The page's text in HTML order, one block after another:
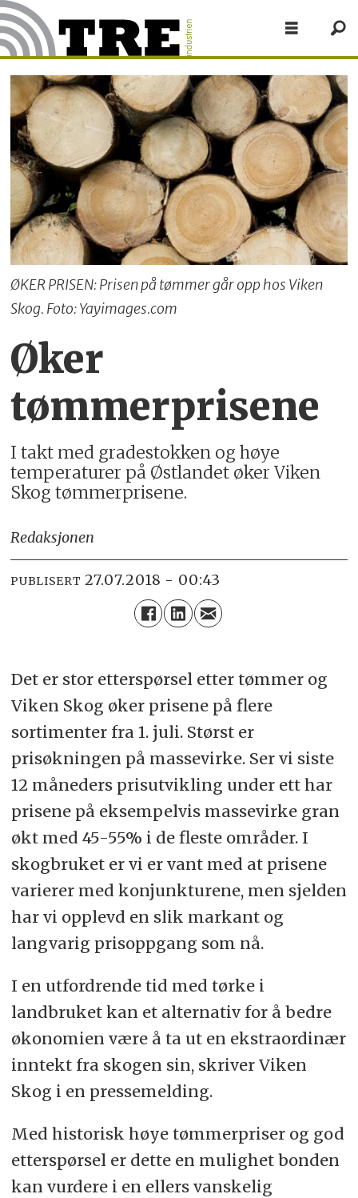
ØKER PRISEN: Prisen på tømmer går opp hos Viken
Skog. Foto: Yayimages.com
Øker
tømmerprisene
I takt med gradestokken og høye
temperaturer på Østlandet øker Viken
Skog tømmerprisene.
Redaksjonen
PUBLISERT 27.07.2018 - 00:43
Det er stor etterspørsel etter tømmer og
Viken Skog øker prisene på flere
sortimenter fra 1. juli. Størst er
prisøkningen på massevirke. Ser vi siste
12 måneders prisutvikling under ett har
prisene på eksempelvis massevirke gran
økt med 45-55% i de fleste områder. I
skogbruket er vi er vant med at prisene
varierer med konjunkturene, men sjelden
har vi opplevd en slik markant og
langvarig prisoppgang som nå.
I en utfordrende tid med tørke i
landbruket kan et alternativ for å bedre
økonomien være å ta ut en ekstraordinær
inntekt fra skogen sin, skriver Viken
Skog i en pressemelding.
Med historisk høye tømmerpriser og god
etterspørsel er dette en mulighet bonden
kan vurdere i en ellers vanskelig